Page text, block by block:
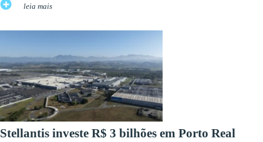
leia mais
Stellantis investe R$ 3 bilhões em Porto Real